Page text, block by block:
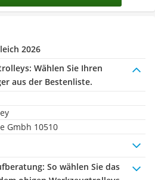
2026
Wählen Sie Ihren
aus der Bestenliste.
Gmbh 10510
: So wählen Sie das